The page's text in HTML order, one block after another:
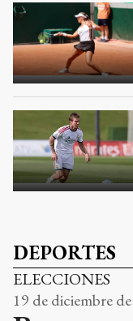
DEPORTES
ELECCIONES
19 de diciembre